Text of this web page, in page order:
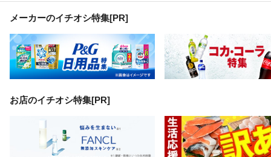
メーカーのイチオシ特集[PR]
お店のイチオシ特集[PR]